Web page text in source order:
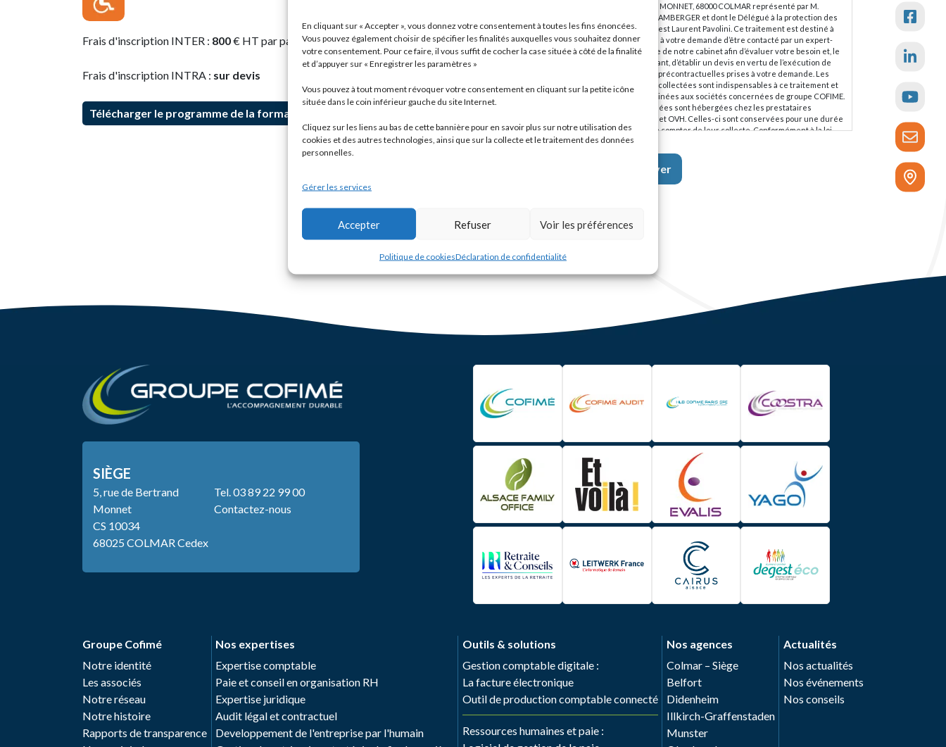
En cliquant sur « Accepter », vous donnez votre consentement à toutes les fins énoncées.
Vous pouvez également choisir de spécifier les finalités auxquelles vous souhaitez donner
votre consentement. Pour ce faire, il vous suffit de cocher la case située à côté de la finalité
et d’appuyer sur « Enregistrer les paramètres »
Vous pouvez à tout moment révoquer votre consentement en cliquant sur la petite icône
située dans le coin inférieur gauche du site Internet.
Cliquez sur les liens au bas de cette bannière pour en savoir plus sur notre utilisation des
cookies et des autres technologies, ainsi que sur la collecte et le traitement des données
personnelles.
Gérer les services
Accepter Refuser Voir les préférences
Politique de cookiesDéclaration de confidentialité
Frais d'inscription INTER : 800€ HT par participant (restauration comprise)
Frais d'inscription INTRA : sur devis
Télécharger le programme de la formation
Bertrand MONNET, 68000 COLMAR représenté par M.
Philippe LAMBERGER et dont le Délégué à la protection des
données est Laurent Pavolini. Ce traitement est destiné à
répondre à votre demande d’être contacté par un expert-
comptable de notre cabinet afin d’évaluer votre besoin et, le
cas échéant, d’établir un devis en vertu de l’exécution de
mesures précontractuelles prises à votre demande. Les
données collectées sont indispensables à ce traitement et
sont destinées aux sociétés concernées de groupe COFIME.
Ces données sont hébergées chez les prestataires
ARTECAL et OVH. Celles-ci sont conservées pour une durée
de 2 ans à compter de leur collecte. Conformément à la loi
informatique et liberté n° 78-17 du 6 janvier 1978 relative à
l’informatique, aux fichiers et libertés modifiée et au
règlement (UE) 2016/679 du parlement européen et du
conseil du 27 avril 2016 nous vous rappelons que vous
disposez d’un droit à la portabilité de vos données, de droits
personnelles après votre mort sous réserve des
suffit d’adresser un email à : rgpd@hlb-groupecofime.com ou
COFIME, Délégué à la protection des données : Laurent
Pavolini, 5 rue Bertrand Monnet, CS 10034 – 68025 COLMAR
Cedex
SIÈGE
5, rue de Bertrand
Monnet
CS 10034
68025 COLMAR Cedex
Tel.03 89 22 99 00
Contactez-nous
Groupe Cofimé
Notre identité
Les associés
Notre réseau
Notre histoire
Rapports de transparence
Nos expertises
Expertise comptable
Paie et conseil en organisation RH
Expertise juridique
Audit légal et contractuel
Developpement de l'entreprise par l'humain
Outils & solutions
Gestion comptable digitale :
La facture électronique
Outil de production comptable connecté
Ressources humaines et paie :
Nos agences
Colmar – Siège
Belfort
Didenheim
Illkirch-Graffenstaden
Munster
Actualités
Nos actualités
Nos événements
Nos conseils